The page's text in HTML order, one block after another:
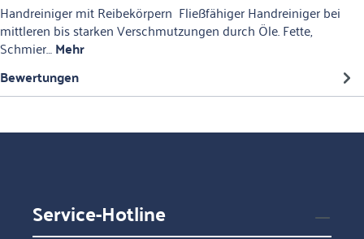
Handreiniger mit Reibekörpern Fließfähiger Handreiniger bei
mittleren bis starken Verschmutzungen durch Öle. Fette,
Schmier…Mehr
Bewertungen
Service-Hotline